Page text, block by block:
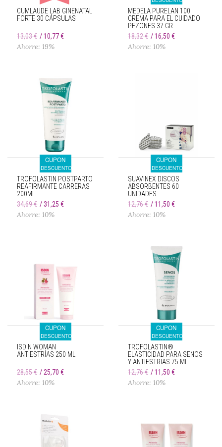
CUMLAUDE LAB GINENATAL
FORTE 30 CÁPSULAS
13,03 € 10,77 €
Ahorre: 19%
MEDELA PURELAN 100
CREMA PARA EL CUIDADO
PEZONES 37 GR
18,32 €
16,50 €
Ahorre: 10%
CUPON
DESCUENTO
TROFOLASTIN POSTPARTO
REAFIRMANTE CARRERAS
200ML
34,69 €
31,25 €
Ahorre: 10%
CUPON
DESCUENTO
SUAVINEX DISCOS
ABSORBENTES 60
UNIDADES
12,76 €
11,50 €
Ahorre: 10%
CUPON
DESCUENTO
ISDIN WOMAN
ANTIESTRÍAS 250 ML
28,55 € 25,70 €
Ahorre: 10%
CUPON
DESCUENTO
TROFOLASTIN®
ELASTICIDAD PARA SENOS
Y ANTIESTRIAS 75 ML
12,76 €
11,50 €
Ahorre: 10%